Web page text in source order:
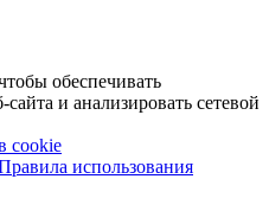
обеспечивать
и анализировать сетевой
cookie
использования